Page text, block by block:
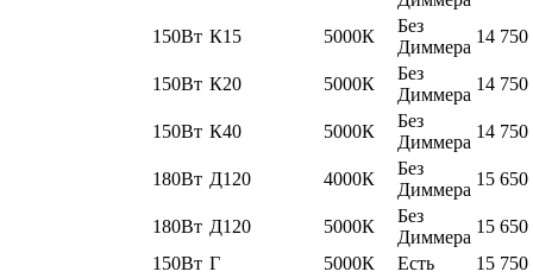
150Вт К15 5000К
Без
Диммера
14 750
150Вт К20 5000К
Без
Диммера
14 750
150Вт К40 5000К
Без
Диммера
14 750
180Вт Д120 4000К
Без
Диммера
15 650
180Вт Д120 5000К
Без
Диммера
15 650
150Вт Г 5000К Есть
15 750